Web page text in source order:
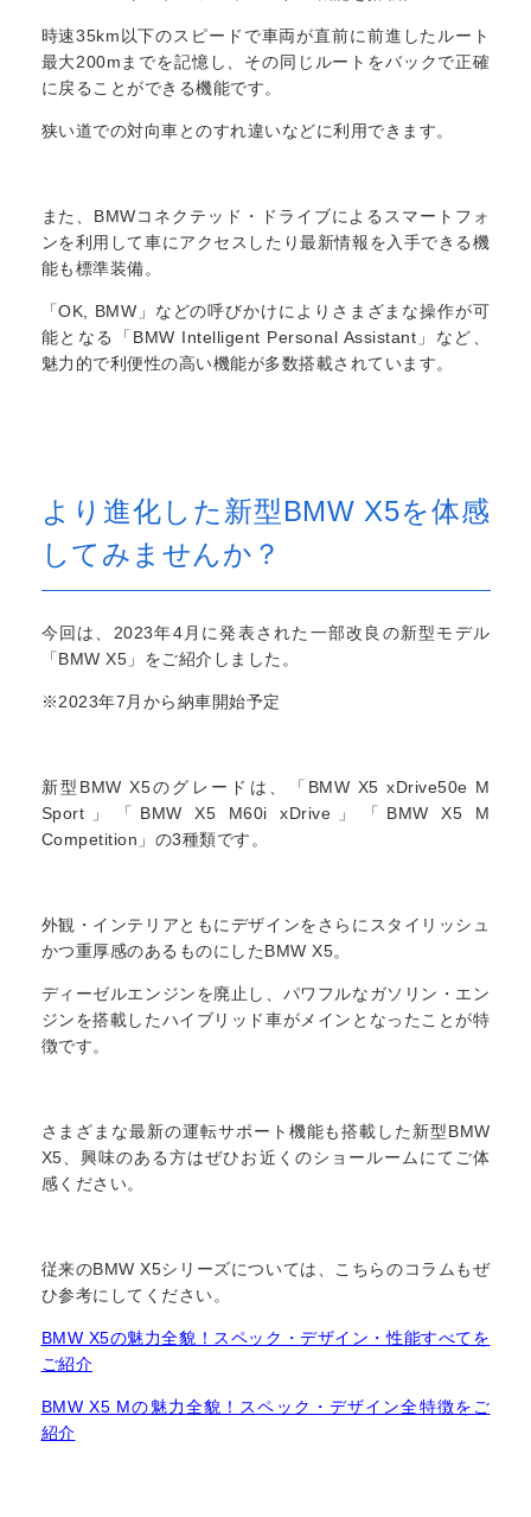
時速35km以下のスピードで車両が直前に前進したルート
最大200mまでを記憶し、その同じルートをバックで正確
に戻ることができる機能です。
狭い道での対向車とのすれ違いなどに利用できます。
また、BMWコネクテッド・ドライブによるスマートフォ
ンを利用して車にアクセスしたり最新情報を入手できる機
能も標準装備。
「OK, BMW」などの呼びかけによりさまざまな操作が可
能となる「BMW Intelligent Personal Assistant」など、
魅力的で利便性の高い機能が多数搭載されています。
より進化した新型BMW X5を体感
してみませんか？
今回は、2023年4月に発表された一部改良の新型モデル
「BMW X5」をご紹介しました。
※2023年7月から納車開始予定
新型BMW X5のグレードは、「BMW X5 xDrive50e M
Sport」「BMW X5 M60i xDrive」「BMW X5 M
Competition」の3種類です。
外観・インテリアともにデザインをさらにスタイリッシュ
かつ重厚感のあるものにしたBMW X5。
ディーゼルエンジンを廃止し、パワフルなガソリン・エン
ジンを搭載したハイブリッド車がメインとなったことが特
徴です。
さまざまな最新の運転サポート機能も搭載した新型BMW
X5、興味のある方はぜひお近くのショールームにてご体
感ください。
従来のBMW X5シリーズについては、こちらのコラムもぜ
ひ参考にしてください。
BMW X5の魅力全貌！スペック・デザイン・性能すべてを
ご紹介
BMW X5 Mの魅力全貌！スペック・デザイン全特徴をご
紹介